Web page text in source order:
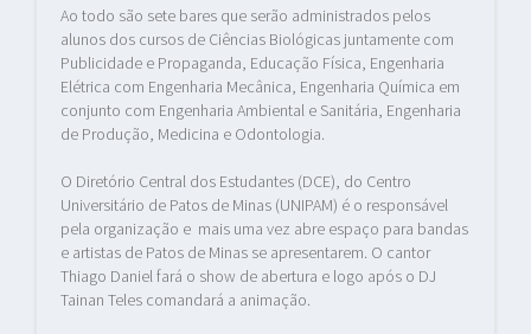
Ao todo são sete bares que serão administrados pelos
alunos dos cursos de Ciências Biológicas juntamente com
Publicidade e Propaganda, Educação Física, Engenharia
Elétrica com Engenharia Mecânica, Engenharia Química em
conjunto com Engenharia Ambiental e Sanitária, Engenharia
de Produção, Medicina e Odontologia.
O Diretório Central dos Estudantes (DCE), do Centro
Universitário de Patos de Minas (UNIPAM) é o responsável
pela organização e mais uma vez abre espaço para bandas
e artistas de Patos de Minas se apresentarem. O cantor
Thiago Daniel fará o show de abertura e logo após o DJ
Tainan Teles comandará a animação.